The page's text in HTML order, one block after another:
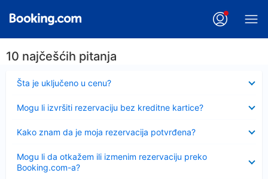
10 najčešćih pitanja
Šta je uključeno u cenu?
Sažeto
Mogu li izvršiti rezervaciju bez kreditne kartice?
Kako znam da je moja rezervacija potvrđena?
Mogu li da otkažem ili izmenim rezervaciju preko
Booking.com-a?